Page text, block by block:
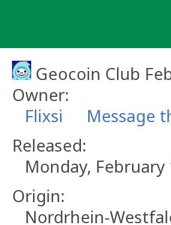
Geocoin Club
Owner:
Flixsi
Message
Released:
Monday, February
Origin:
Nordrhein-